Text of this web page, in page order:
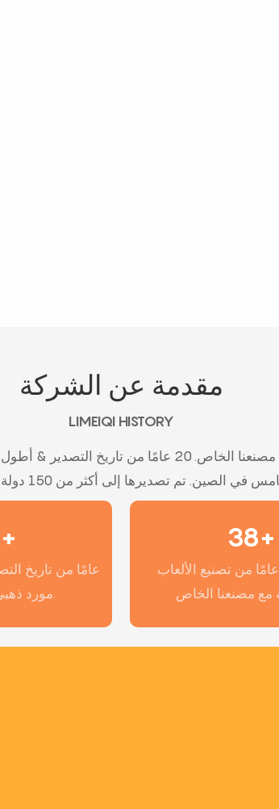
مقدمة عن الشركة
LIMEIQI HISTORY
أكثر من 38 عامًا من تصنيع الألعاب الترفيهية مع
مورد ذهبي في علي بابا.
38+
أكثر من 38 عامًا من تصنيع الألعاب